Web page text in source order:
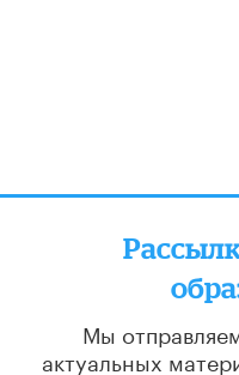
Мы
актуальных